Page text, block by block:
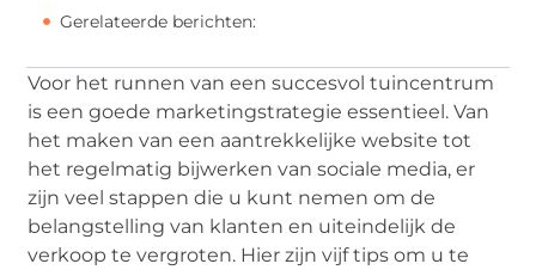
Gerelateerde berichten:
Voor het runnen van een succesvol tuincentrum
is een goede marketingstrategie essentieel. Van
het maken van een aantrekkelijke website tot
het regelmatig bijwerken van sociale media, er
zijn veel stappen die u kunt nemen om de
belangstelling van klanten en uiteindelijk de
verkoop te vergroten. Hier zijn vijf tips om u te